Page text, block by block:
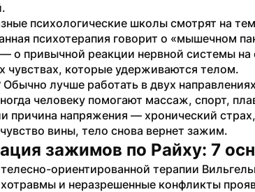
психологические школы смотрят на
психотерапия говорит о «мышечном
— о привычной реакции нервной системы на
чувствах, которые удерживаются телом.
Обычно лучше работать в двух
человеку помогают массаж, спорт,
причина напряжения — хронический
вины, тело снова вернет зажим.
зажимов по Райху: 7
ориентированной терапии
и неразрешенные конфликты